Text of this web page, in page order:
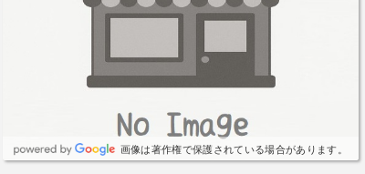
画像は著作権で保護されている場合があります。